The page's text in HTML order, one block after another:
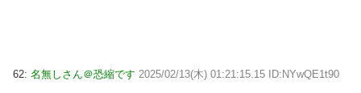
62: 名無しさん＠恐縮です 2025/02/13(木) 01:21:15.15 ID:NYwQE1t90